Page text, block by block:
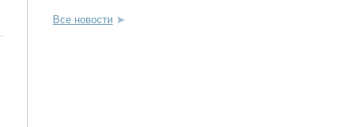
Все новости